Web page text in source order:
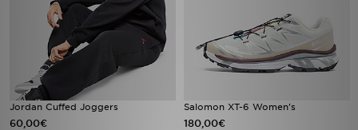
Jordan Cuffed Joggers
60,00€
Salomon XT-6 Women's
180,00€